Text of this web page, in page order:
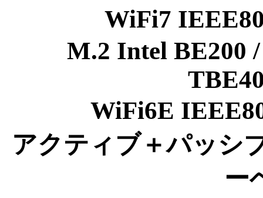
WiFi7
M.2 Intel BE200
WiFi6E
アクティブ＋パッシ
ー